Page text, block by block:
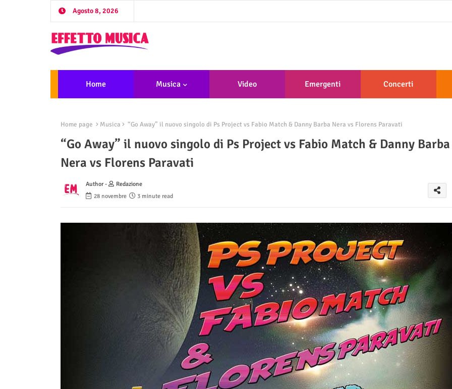
Agosto 8, 2026
Home Musica Video Emergenti Concerti
Home page Musica “Go Away” il nuovo singolo di Ps Project vs Fabio Match & Danny Barba Nera vs Florens Paravati
“Go Away” il nuovo singolo di Ps Project vs Fabio Match & Danny Barba
Nera vs Florens Paravati
Author -
Redazione
28 novembre
3 minute read